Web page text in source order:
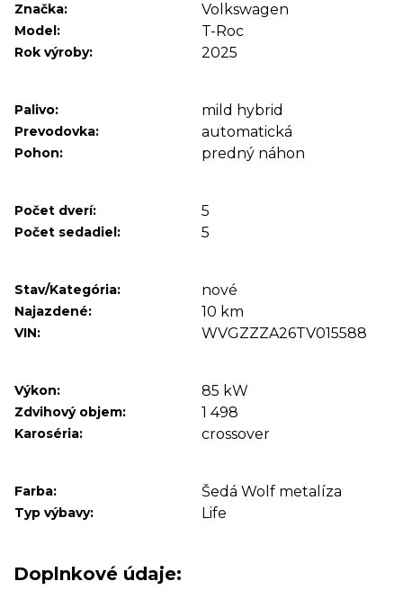
Značka: Volkswagen
Model: T-Roc
Rok výroby: 2025
Palivo: mild hybrid
Prevodovka: automatická
Pohon: predný náhon
Počet dverí: 5
Počet sedadiel: 5
Stav/Kategória: nové
Najazdené: 10 km
VIN: WVGZZZA26TV015588
Výkon: 85 kW
Zdvihový objem: 1 498
Karoséria: crossover
Farba: Šedá Wolf metalíza
Typ výbavy: Life
Doplnkové údaje: